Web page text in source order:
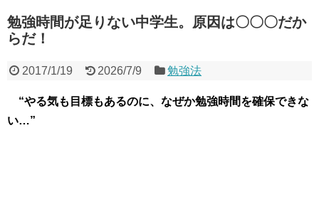
勉強時間が足りない中学生。原因は〇〇〇だか
らだ！
2017/1/19 2026/7/9 勉強法
“やる気も目標もあるのに、なぜか勉強時間を確保できな
い…”